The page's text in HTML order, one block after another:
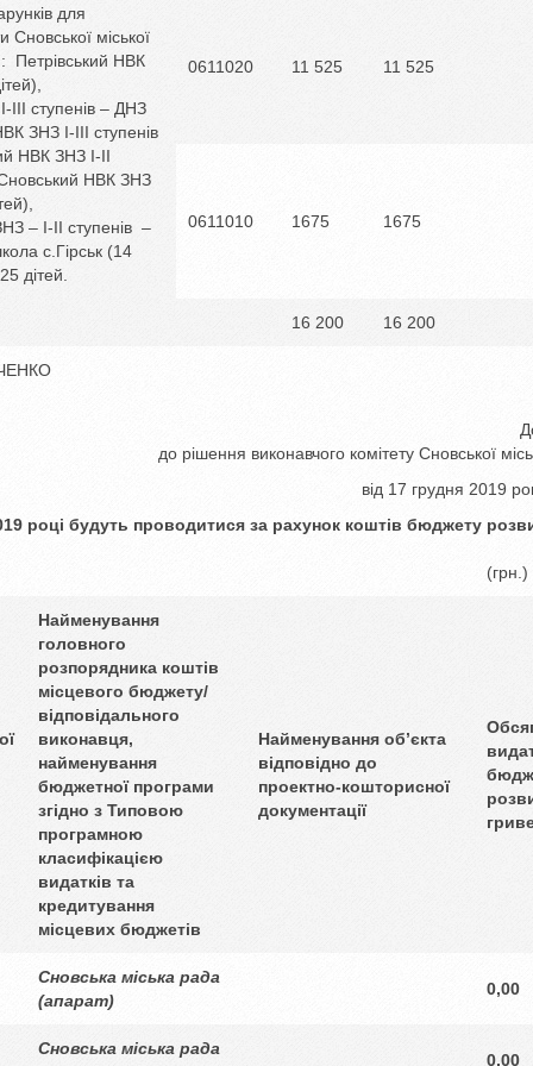
для
Сновської міської
Петрівський НВК
ступенів – ДНЗ
ЗНЗ І-ІІІ ступенів
НВК ЗНЗ І-ІІ
НВК ЗНЗ
– І-ІІ ступенів –
с.Гірськ (14
дітей.
0611020 11 525 11 525
0611010 1675 1675
16 200 16 200
до рішення виконавчого комітету Сновської
від 17 грудня 2019
році будуть проводитися за рахунок коштів бюджету
(грн.)
Найменування
головного
розпорядника коштів
місцевого бюджету/
відповідального
виконавця,
найменування
бюджетної програми
згідно з Типовою
програмною
класифікацією
видатків та
кредитування
місцевих бюджетів
Найменування об’єкта
відповідно до
проектно-кошторисної
документації
Сновська міська рада
(апарат)
0,00
Сновська міська рада
0,00